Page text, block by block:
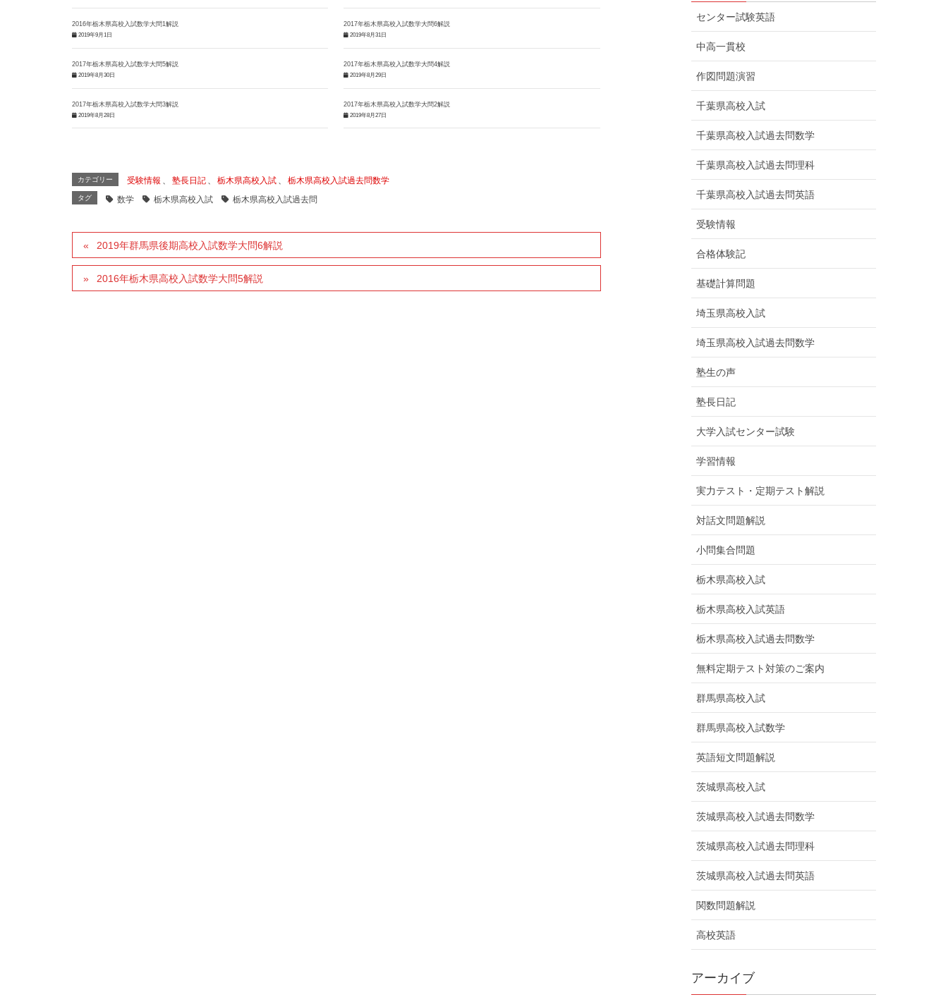
2016年栃木県高校入試数学大問1解説
2019年9月1日
2017年栃木県高校入試数学大問6解説
2019年8月31日
2017年栃木県高校入試数学大問5解説
2019年8月30日
2017年栃木県高校入試数学大問4解説
2019年8月29日
2017年栃木県高校入試数学大問3解説
2019年8月28日
2017年栃木県高校入試数学大問2解説
2019年8月27日
カテゴリー 受験情報 、 塾長日記 、 栃木県高校入試 、 栃木県高校入試過去問数学
タグ 数学 栃木県高校入試 栃木県高校入試過去問
2019年群馬県後期高校入試数学大問6解説
2016年栃木県高校入試数学大問5解説
センター試験英語
中高一貫校
作図問題演習
千葉県高校入試
千葉県高校入試過去問数学
千葉県高校入試過去問理科
千葉県高校入試過去問英語
受験情報
合格体験記
基礎計算問題
埼玉県高校入試
埼玉県高校入試過去問数学
塾生の声
塾長日記
大学入試センター試験
学習情報
実力テスト・定期テスト解説
対話文問題解説
小問集合問題
栃木県高校入試
栃木県高校入試英語
栃木県高校入試過去問数学
無料定期テスト対策のご案内
群馬県高校入試
群馬県高校入試数学
英語短文問題解説
茨城県高校入試
茨城県高校入試過去問数学
茨城県高校入試過去問理科
茨城県高校入試過去問英語
関数問題解説
高校英語
アーカイブ